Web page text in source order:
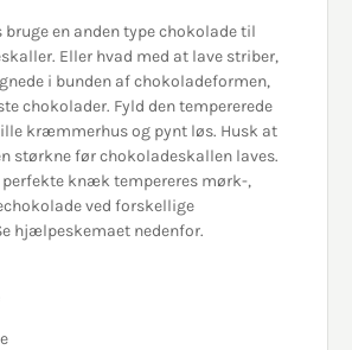
bruge en anden type chokolade til
Eller hvad med at lave striber,
i bunden af chokoladeformen,
chokolader. Fyld den tempererede
kræmmerhus og pynt løs. Husk at
størkne før chokoladeskallen laves.
perfekte knæk tempereres mørk-,
ved forskellige
hjælpeskemaet nedenfor.